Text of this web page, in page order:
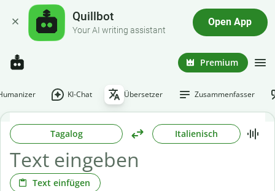
Quillbot
Your AI writing assistant
Open App
Premium
KI-Chat Übersetzer Zusammenfasser
Tagalog Italienisch
Text einfügen